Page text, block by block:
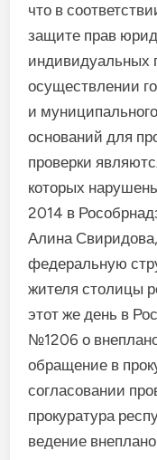
что в
защите прав
индивидуальных
осуществлении
и
оснований для
проверки
которых
2014 в
Алина
федеральную
жителя столицы
этот же день в
№1206 о
обращение в
согласовании
прокуратура
ведение